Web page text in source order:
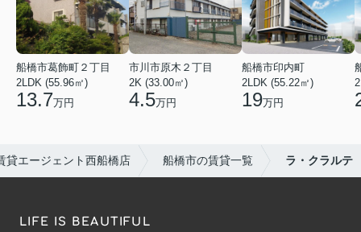
船橋市葛飾町２丁目
2LDK (55.96㎡)
13.7万円
市川市原木２丁目
2K (33.00㎡)
4.5万円
船橋市印内町
2LDK (55.22㎡)
19万円
貸エージェント西船橋店 船橋市の賃貸一覧 ラ・クラルテ
LIFE IS BEAUTIFUL